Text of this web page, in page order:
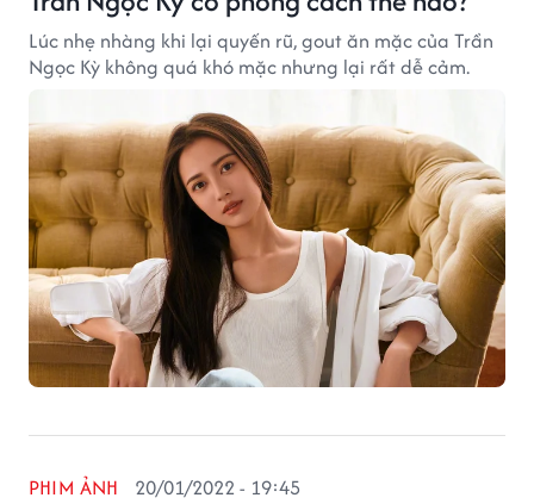
Lúc nhẹ nhàng khi lại quyến rũ, gout ăn mặc của Trần
Ngọc Kỳ không quá khó mặc nhưng lại rất dễ cảm.
PHIM ẢNH 20/01/2022 - 19:45